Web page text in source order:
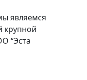
являемся
крупной
“Эста